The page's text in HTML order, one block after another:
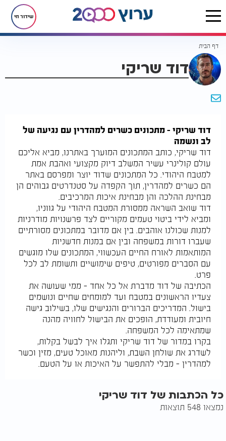
שידור חי
דף הבית
דוד שריקי
דוד שריקי – מתכונים כשרים למהדרין עם נגיעה של
לב ונשמה
דוד שריקי, כותב המתכונים המוערך באתרנו, מביא אליכם
עולם קולינרי עשיר המשלב דיוק מקצועי ואהבת אמת
למטבח היהודי. כל המתכונים שדוד יוצר ומפרסם באתר
הם כשרים למהדרין, תוך הקפדה על סטנדרטים גבוהים הן
מבחינת ההלכה והן מבחינת איכות המרכיבים.
דוד שואב השראה ממסורת המטבח היהודי על גווניו,
ומביא לידי ביטוי טעמים מקוריים לצד פרשנויות מודרניות
למנות שכולנו אוהבים. בין אם מדובר במתכונים מסורתיים
שעברו דורות במשפחה ובין אם במנות חדשניות
המותאמות לאורח החיים העכשווי, המתכונים שלו מוגשים
עם הסברים מפורטים, טיפים שימושיים ותשומת לב לכל
פרט.
הכתיבה של דוד מדברת אל כל אחד – ממי שעושה את
צעדיו הראשונים במטבח ועד למומחים שחיים ונושמים
בישול. המדריכים הברורים והנגישים שלו, בשילוב גישה
חיובית ומעודדת, הופכים את הבישול לחוויה מהנה
שמתאימה לכל המשפחה.
בקרו במדור של דוד שריקי ותגלו איך לבשל בקלות,
לשדרג את שולחן השבת, וליהנות מאוכל טעים, מזין וכשר
למהדרין – מבלי להתפשר על האיכות או על הטעם.
כל הכתבות של דוד שריקי
נמצאו 548 תוצאות